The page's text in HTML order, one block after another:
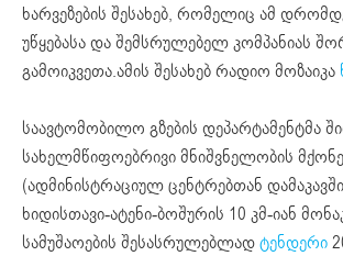
ხარვეზების შესახებ, რომელიც ამ
უწყებასა და შემსრულებელ კომპანიას
გამოიკვეთა.ამის შესახებ რადიო მოზაიკა
საავტომობილო გზების დეპარტამენტმა
სახელმწიფოებრივი მნიშვნელობის მქონე
(ადმინისტრაციულ ცენტრებთან
ხიდისთავი-ატენი-ბოშურის 10 კმ-იან
სამუშაოების შესასრულებლადტენდერი